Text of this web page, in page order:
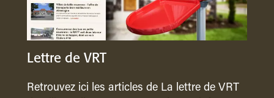
Lettre de VRT
Retrouvez ici les articles de La lettre de VRT